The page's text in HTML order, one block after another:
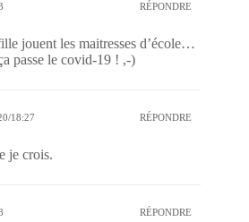
RÉPONDRE
jouent les maitresses d’école…
passe le covid-19 ! ,-)
18:27 RÉPONDRE
je crois.
RÉPONDRE